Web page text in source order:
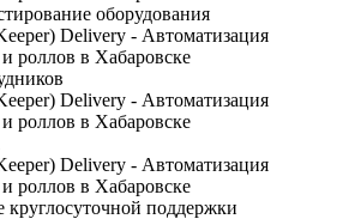
оборудования
круглосуточной поддержки